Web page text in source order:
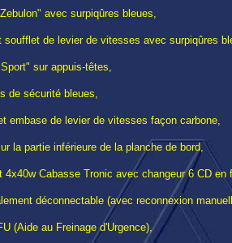
avec surpiqûres bleues,
soufflet de levier de vitesses avec surpiqûres
sur appuis-têtes,
de sécurité bleues,
embase de levier de vitesses façon carbone,
la partie inférieure de la planche de bord,
4x40w Cabasse Tronic avec changeur 6 CD
déconnectable (avec reconnexion
(Aide au Freinage d'Urgence),